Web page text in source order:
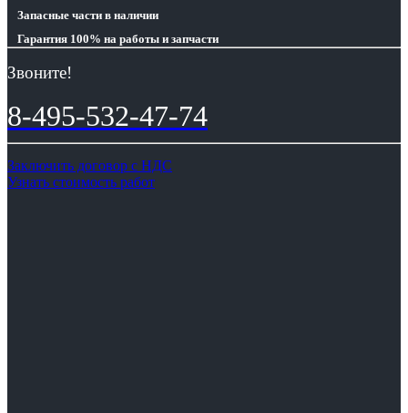
Запасные части в наличии
Гарантия 100% на работы и запчасти
Звоните!
8-495-532-47-74
Заключить договор с НДС
Узнать стоимость работ